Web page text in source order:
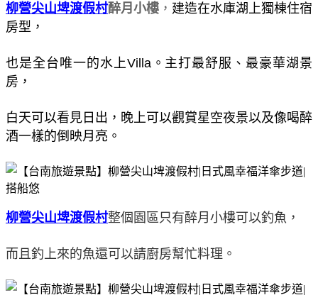
柳營尖山埤渡假村醉月小樓 ， 建造在水庫湖上獨棟住宿
房型，
也是全台唯一的水上Villa。 主打最舒服、最豪華湖景
房，
白天可以看見日出，晚上可以觀賞星空夜景以及像喝醉
酒一樣的倒映月亮。
柳營尖山埤渡假村整個園區只有醉月小樓可以釣魚，
而且釣上來的魚還可以請廚房幫忙料理。